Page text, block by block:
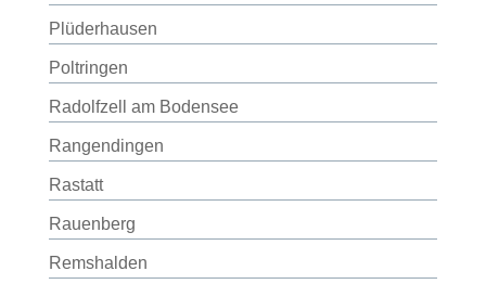
Plüderhausen
Poltringen
Radolfzell am Bodensee
Rangendingen
Rastatt
Rauenberg
Remshalden